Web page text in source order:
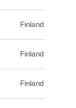
Finland
Finland
Finland